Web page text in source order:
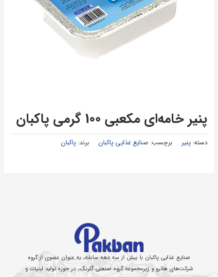
پنیر خامه‌ای مكعبی 100 گرمی پاکبان
دسته:پنیر برچسب: صنایع غذایی پاکبان برند:پاکبان
صنایع غذایی پاکبان با بیش از سه دهه سابقه، به عنوان عضوی از گروه
شرکت‌های هاترو و زیرمجموعه گروه صنعتی گلرنگ، در حوزه تولید لبنیات و